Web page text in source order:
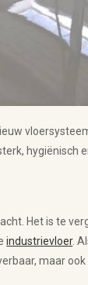
hygiënisch
Het is te
industrievloer.
maar ook